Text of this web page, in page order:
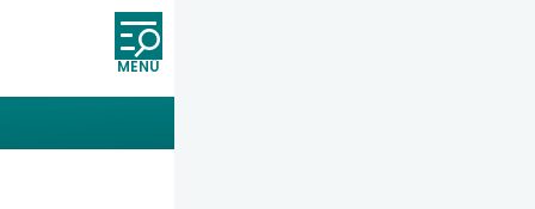
Öffnet und schließt die